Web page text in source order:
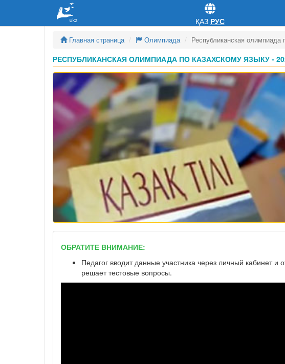
Главная страница Олимпиада Республиканская олимпиада
РЕСПУБЛИКАНСКАЯ ОЛИМПИАДА ПО КАЗАХСКОМУ ЯЗЫКУ -
ОБРАТИТЕ ВНИМАНИЕ:
Педагог вводит данные участника через личный кабинет и
решает тестовые вопросы.
ҚАЗ РУС